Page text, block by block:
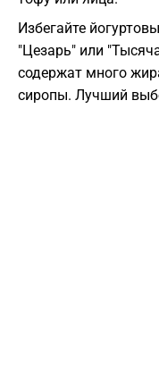
Избегайте
"Цезарь" или
содержат много
сиропы. Лучший